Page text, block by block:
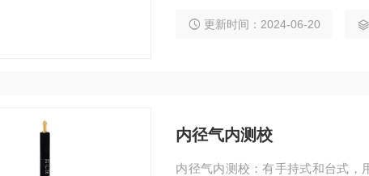
更新时间：2024-06-20
内径气内测校
内径气内测校：有手持式和台式，